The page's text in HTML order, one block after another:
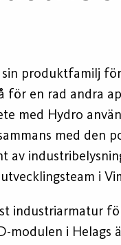
produktfamilj
för en rad andra
med Hydro
med den
av
i
industriarmatur
modulen i